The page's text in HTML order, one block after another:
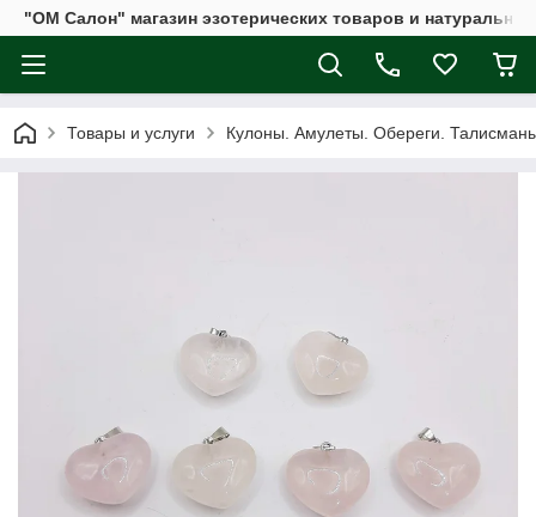
"ОМ Салон" магазин эзотерических товаров и
Товары и услуги Кулоны. Амулеты. Обереги.